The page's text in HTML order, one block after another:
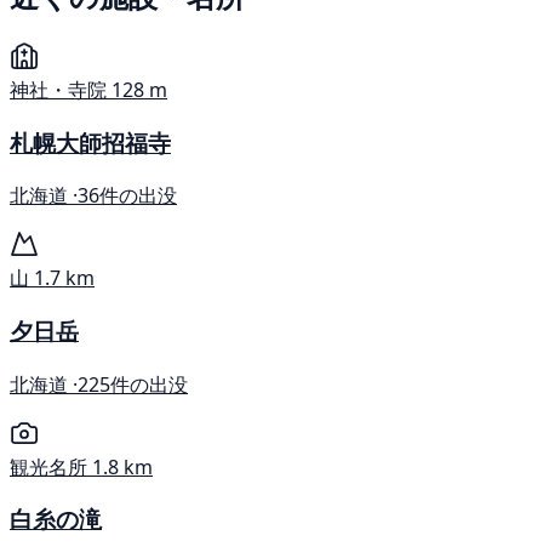
神社・寺院 128 m
札幌大師招福寺
北海道 ·36件の出没
山 1.7 km
夕日岳
北海道 ·225件の出没
観光名所 1.8 km
白糸の滝